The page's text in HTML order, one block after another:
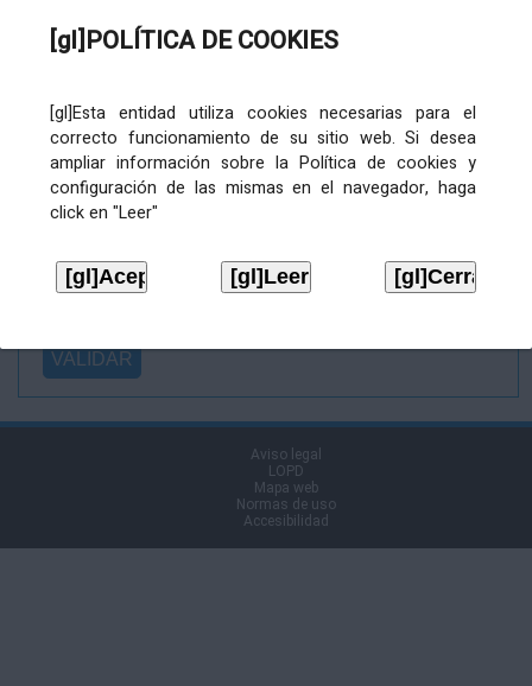
[gl]POLÍTICA DE COOKIES
[gl]Esta entidad utiliza cookies necesarias para el
correcto funcionamiento de su sitio web. Si desea
ampliar información sobre la Política de cookies y
configuración de las mismas en el navegador, haga
click en "Leer"
XML
Ficheiros varios
Ficheiro
asinado:
firma (.p7s):
Aviso legal
LOPD
Mapa web
Normas de uso
Accesibilidad